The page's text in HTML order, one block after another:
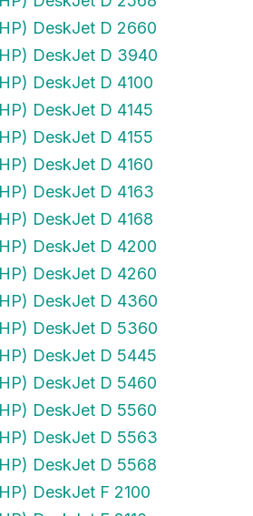
DeskJet D 2660
DeskJet D 3940
DeskJet D 4100
DeskJet D 4145
DeskJet D 4155
DeskJet D 4160
DeskJet D 4163
DeskJet D 4168
DeskJet D 4200
DeskJet D 4260
DeskJet D 4360
DeskJet D 5360
DeskJet D 5445
DeskJet D 5460
DeskJet D 5560
DeskJet D 5563
DeskJet D 5568
DeskJet F 2100
DeskJet F 2110